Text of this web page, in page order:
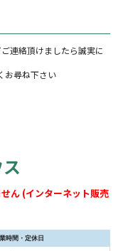
連絡頂けましたら誠実に
お尋ね下さい
ん (インターネット販売
時間・定休日